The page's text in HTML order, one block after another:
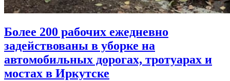
Более 200 рабочих ежедневно
задействованы в уборке на
автомобильных дорогах, тротуарах и
мостах в Иркутске